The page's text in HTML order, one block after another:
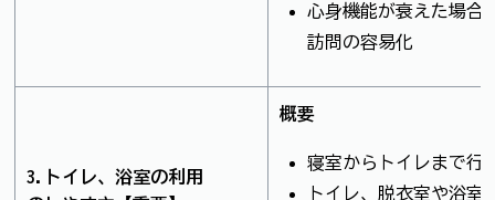
心身機能が衰えた場合
訪問の容易化
3.トイレ、浴室の利用
概要
寝室からトイレまで行
トイレ、脱衣室や浴室